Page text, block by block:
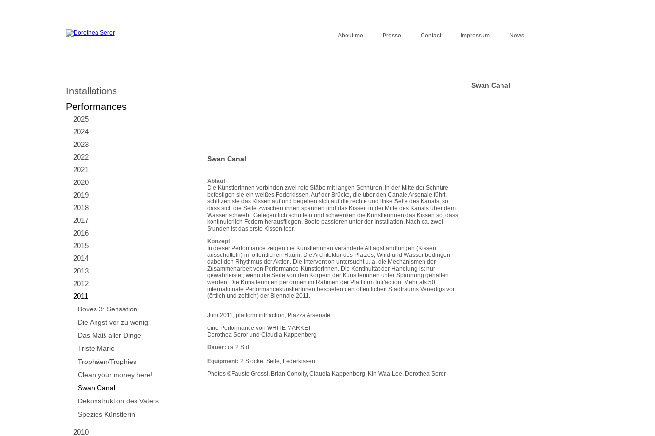
About me Presse Contact Impressum News
Installations
Performances
2025
2024
2023
2022
2021
2020
2019
2018
2017
2016
2015
2014
2013
2012
2011
Boxes 3: Sensation
Die Angst vor zu wenig
Das Maß aller Dinge
Triste Marie
Trophäen/Trophies
Clean your money here!
Swan Canal
Dekonstruktion des Vaters
Spezies Künstlerin
2010
Swan Canal
Swan Canal
Ablauf
Die Künstlerinnen verbinden zwei rote Stäbe mit langen Schnüren. In der Mitte der Schnüre
befestigen sie ein weißes Federkissen. Auf der Brücke, die über den Canale Arsenale führt,
schlitzen sie das Kissen auf und begeben sich auf die rechte und linke Seite des Kanals, so
dass sich die Seile zwischen ihnen spannen und das Kissen in der Mitte des Kanals über dem
Wasser schwebt. Gelegentlich schütteln und schwenken die Künstlerinnen das Kissen so, dass
kontinuierlich Federn herausfliegen. Boote passieren unter der Installation. Nach ca. zwei
Stunden ist das erste Kissen leer.
Konzept
In dieser Performance zeigen die Künstlerinnen veränderte Alltagshandlungen (Kissen
ausschütteln) im öffentlichen Raum. Die Architektur des Platzes, Wind und Wasser bedingen
dabei den Rhythmus der Aktion. Die Intervention untersucht u. a. die Mechanismen der
Zusammenarbeit von Performance-Künstlerinnen. Die Kontinuität der Handlung ist nur
gewährleistet, wenn die Seile von den Körpern der Künstlerinnen unter Spannung gehalten
werden. Die Künstlerinnen performen im Rahmen der Plattform Infr’action. Mehr als 50
internationale PerformancekünstlerInnen bespielen den öffentlichen Stadtraums Venedigs vor
(örtlich und zeitlich) der Biennale 2011.
Juni 2011, platform infr‘action, Piazza Arsenale
eine Performance von WHITE MARKET
Dorothea Seror und Claudia Kappenberg
Dauer: ca 2 Std.
Equipment: 2 Stöcke, Seile, Federkissen
Photos ©Fausto Grossi, Brian Conolly, Claudia Kappenberg, Kin Waa Lee, Dorothea Seror